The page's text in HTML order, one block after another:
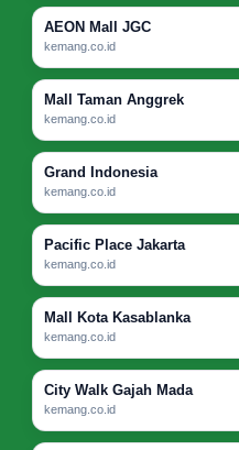
AEON Mall JGC
kemang.co.id
Mall Taman Anggrek
kemang.co.id
Grand Indonesia
kemang.co.id
Pacific Place Jakarta
kemang.co.id
Mall Kota Kasablanka
kemang.co.id
City Walk Gajah Mada
kemang.co.id